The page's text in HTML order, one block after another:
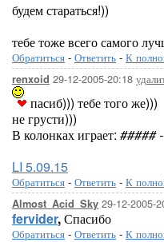
будем стараться!))
тебе тоже всего самого
Обратиться - Ответить - К
renxoid 29-12-2005-20:18
пасиб))) тебе того же)))
не грусти)))
В колонках играет: #####
LI 5.09.15
Обратиться - Ответить - К
Almost_Acid_Sky 29-12-2005-
fervider,Спасибо
Обратиться - Ответить - К